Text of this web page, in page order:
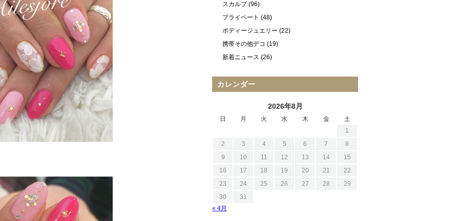
スカルプ(96)
プライベート (48)
ボディージュエリー (22)
携帯その他デコ (19)
新着ニュース (26)
カレンダー
2026年8月
日 月 火 水 木 金
土
1
2
3 4 5 6 7
8
9
10 11 12 13 14
15
16
17 18 19 20 21
22
23
24 25 26 27 28
29
30
31
« 4月